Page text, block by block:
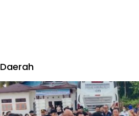
Daerah